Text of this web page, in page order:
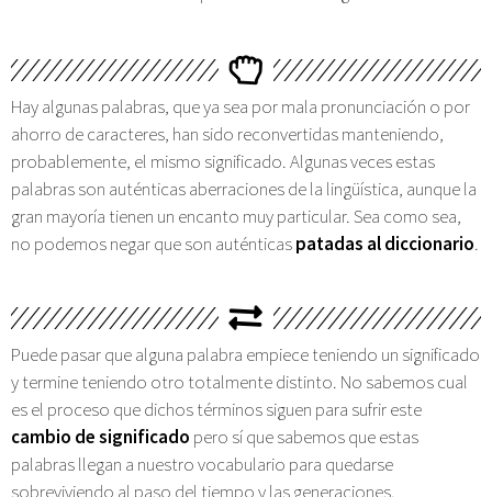
Hay algunas palabras, que ya sea por mala pronunciación o por
ahorro de caracteres, han sido reconvertidas manteniendo,
probablemente, el mismo significado. Algunas veces estas
palabras son auténticas aberraciones de la lingüística, aunque la
gran mayoría tienen un encanto muy particular. Sea como sea,
no podemos negar que son auténticaspatadas al diccionario.
Puede pasar que alguna palabra empiece teniendo un significado
y termine teniendo otro totalmente distinto. No sabemos cual
es el proceso que dichos términos siguen para sufrir este
cambio de significado pero sí que sabemos que estas
palabras llegan a nuestro vocabulario para quedarse
sobreviviendo al paso del tiempo y las generaciones.